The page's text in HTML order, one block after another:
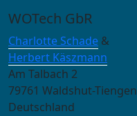
WOTech GbR
Charlotte Schade &
Herbert Käszmann
Am Talbach 2
79761 Waldshut-Tiengen
Deutschland